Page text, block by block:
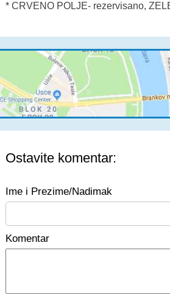
* CRVENO POLJE- rezervisano,
Ostavite komentar:
Ime i Prezime/Nadimak
Komentar